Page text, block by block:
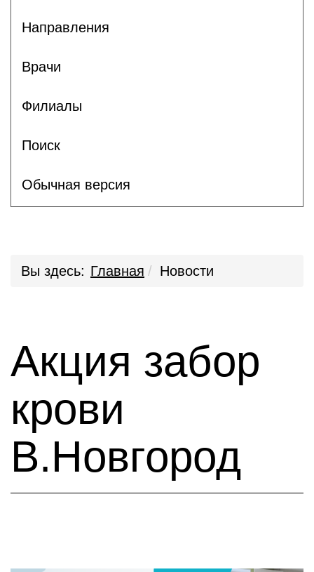
Направления
Врачи
Филиалы
Поиск
Обычная версия
Вы здесь: Главная Новости
Акция забор
крови
В.Новгород